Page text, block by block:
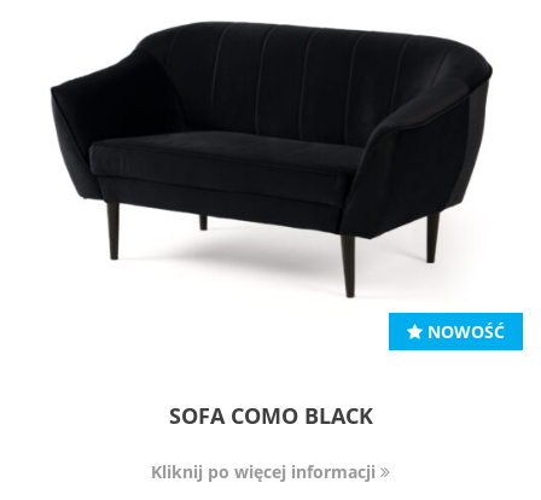
NOWOŚĆ
SOFA COMO BLACK
Kliknij po więcej informacji